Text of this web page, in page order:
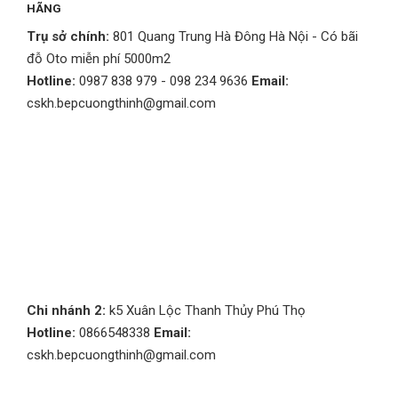
HÃNG
Trụ sở chính: 801 Quang Trung Hà Đông Hà Nội - Có bãi
đỗ Oto miễn phí 5000m2
Hotline: 0987 838 979 - 098 234 9636 Email:
cskh.bepcuongthinh@gmail.com
Chi nhánh 2: k5 Xuân Lộc Thanh Thủy Phú Thọ
Hotline: 0866548338 Email:
cskh.bepcuongthinh@gmail.com